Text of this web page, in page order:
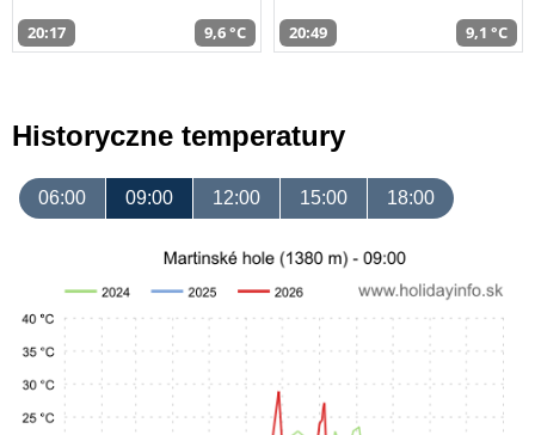
20:17 9,6 °C 20:49 9,1 °C
Historyczne temperatury
06:00 09:00 12:00 15:00 18:00